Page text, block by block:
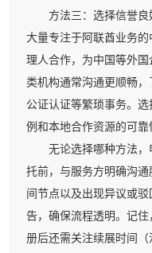
方法三：选择信誉良
大量专注于阿联酋业务
理人合作，为中国等外
类机构通常沟通更顺畅
公证认证等繁琐事务。
例和本地合作资源的可靠
无论选择哪种方法，
托前，与服务方明确沟
间节点以及出现异议或
告，确保流程透明。记
册后还需关注续展时间